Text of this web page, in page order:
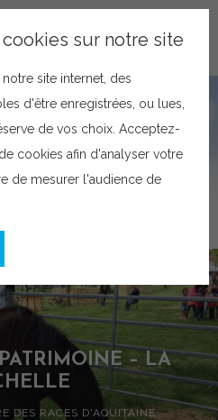
– LA
DES RACES D'AQUITAINE
sur notre site
site internet, des
d'être enregistrées, ou lues,
de vos choix. Acceptez-
cookies afin d'analyser votre
de mesurer l'audience de